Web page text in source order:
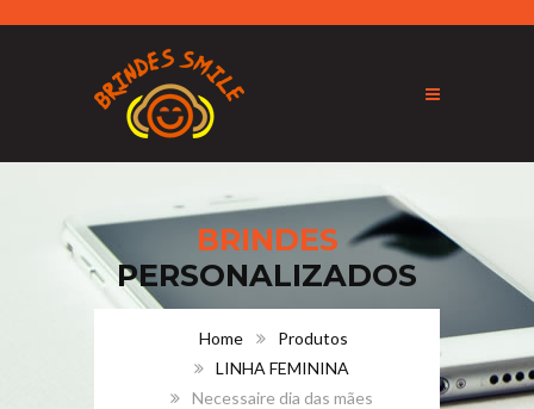
BRINDES
PERSONALIZADOS
Home
Produtos
LINHA FEMININA
Necessaire dia das mães